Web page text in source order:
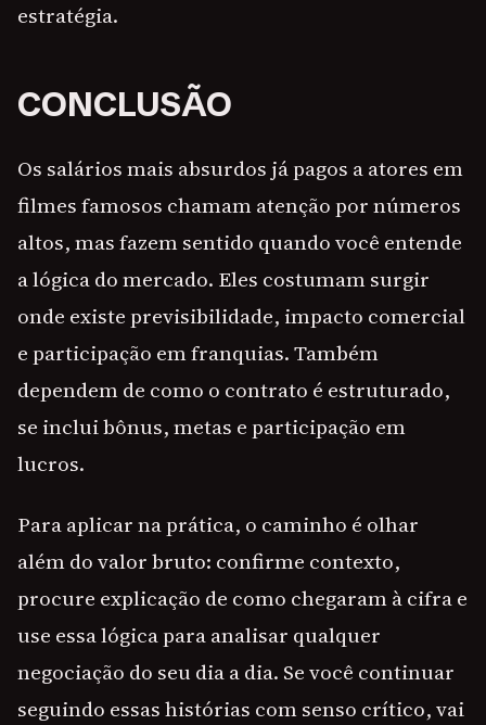
estratégia.
CONCLUSÃO
Os salários mais absurdos já pagos a atores em
filmes famosos chamam atenção por números
altos, mas fazem sentido quando você entende
a lógica do mercado. Eles costumam surgir
onde existe previsibilidade, impacto comercial
e participação em franquias. Também
dependem de como o contrato é estruturado,
se inclui bônus, metas e participação em
lucros.
Para aplicar na prática, o caminho é olhar
além do valor bruto: confirme contexto,
procure explicação de como chegaram à cifra e
use essa lógica para analisar qualquer
negociação do seu dia a dia. Se você continuar
seguindo essas histórias com senso crítico, vai